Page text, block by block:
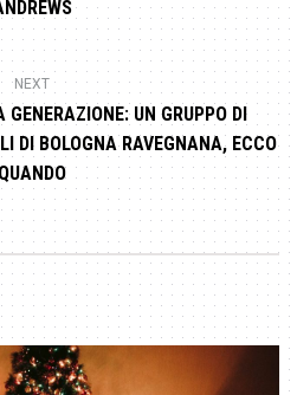
NEXT
UN GRUPPO DI
DI BOLOGNA RAVEGNANA, ECCO
QUANDO